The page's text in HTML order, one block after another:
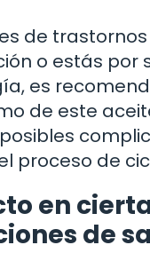
de
o estás por
es
de este
proceso de
en
de